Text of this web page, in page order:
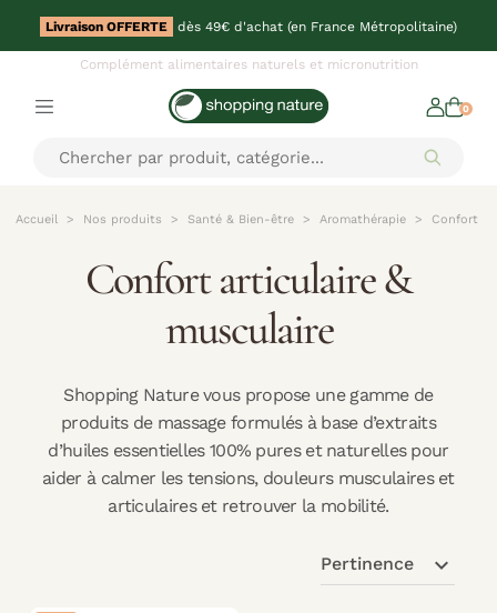
Livraison OFFERTE dès 49€ d'achat (en France Métropolitaine)
Complément alimentaires naturels et micronutrition
0
Accueil Nos produits Santé & Bien-être Aromathérapie Confort
Confort articulaire &
musculaire
Shopping Nature vous propose une gamme de
produits de massage formulés à base d’extraits
d’huiles essentielles 100% pures et naturelles pour
aider à calmer les tensions, douleurs musculaires et
articulaires et retrouver la mobilité.
Pertinence expand_more